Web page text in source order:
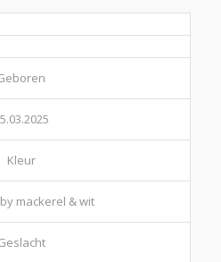
Kleur
mackerel & wit